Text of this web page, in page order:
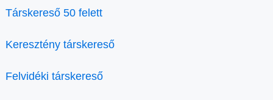
Társkereső 50 felett
Keresztény társkereső
Felvidéki társkereső